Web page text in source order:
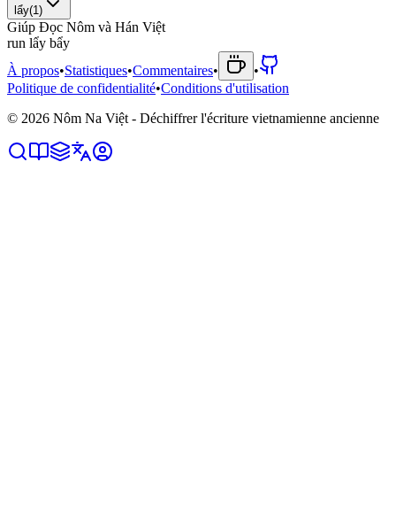
lẩy(1 )
Giúp Đọc Nôm và Hán Việt
run lẩy bẩy
À propos•Statistiques•Commentaires•
•
Politique de confidentialité•Conditions d'utilisation
© 2026 Nôm Na Việt - Déchiffrer l'écriture vietnamienne ancienne